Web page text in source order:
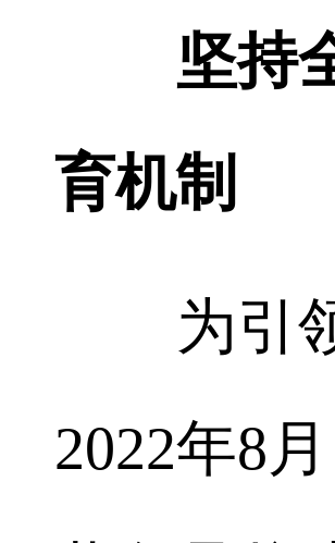
坚持
育机制
为引领
2022年8